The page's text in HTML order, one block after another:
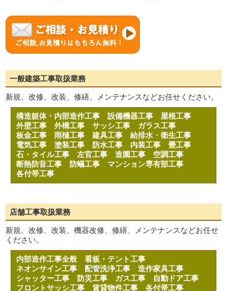
一般建築工事取扱業務
新規、改修、改装、修繕、メンテナンスなどお任せください。
構造躯体・内部造作工事設備機器工事 屋根工事
外壁工事外構工事サッシ工事 ガラス工事
板金工事雨樋工事建具工事給排水・衛生工事
電気工事塗装工事 防水工事 内装工事畳工事
石・タイル工事左官工事造園工事 空調工事
断熱防音工事
防蟻工事 マンション専有部工事
各付帯工事
店舗工事取扱業務
新規、改修、改装、機器改修、修繕、メンテナンスなどお任せ
ください。
内部造作工事全般看板・テント工事
ネオンサイン工事配管洗浄工事造作家具工事
シャッター工事
防災工事 ガス工事
自動ドア工事
フロントサッシ工事賃貸物件工事各付帯工事